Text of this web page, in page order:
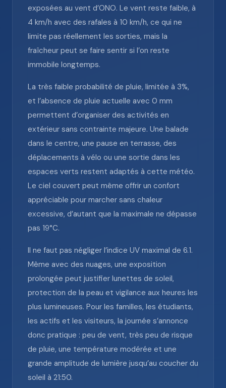
exposées au vent d’ONO. Le vent reste faible, à
4 km/h avec des rafales à 10 km/h, ce qui ne
limite pas réellement les sorties, mais la
fraîcheur peut se faire sentir si l’on reste
immobile longtemps.
La très faible probabilité de pluie, limitée à 3%,
et l’absence de pluie actuelle avec 0 mm
permettent d’organiser des activités en
extérieur sans contrainte majeure. Une balade
dans le centre, une pause en terrasse, des
déplacements à vélo ou une sortie dans les
espaces verts restent adaptés à cette météo.
Le ciel couvert peut même offrir un confort
appréciable pour marcher sans chaleur
excessive, d’autant que la maximale ne dépasse
pas 19°C.
Il ne faut pas négliger l’indice UV maximal de 6.1.
Même avec des nuages, une exposition
prolongée peut justifier lunettes de soleil,
protection de la peau et vigilance aux heures les
plus lumineuses. Pour les familles, les étudiants,
les actifs et les visiteurs, la journée s’annonce
donc pratique : peu de vent, très peu de risque
de pluie, une température modérée et une
grande amplitude de lumière jusqu’au coucher du
soleil à 21:50.